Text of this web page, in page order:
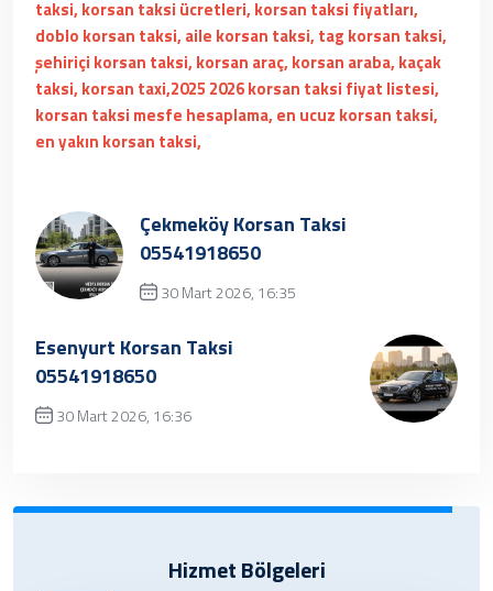
taksi, korsan taksi ücretleri, korsan taksi fiyatları,
doblo korsan taksi, aile korsan taksi, tag korsan taksi,
şehiriçi korsan taksi, korsan araç, korsan araba, kaçak
taksi, korsan taxi,2025 2026 korsan taksi fiyat listesi,
korsan taksi mesfe hesaplama, en ucuz korsan taksi,
en yakın korsan taksi,
Çekmeköy Korsan Taksi
05541918650
30 Mart 2026, 16:35
Esenyurt Korsan Taksi
05541918650
30 Mart 2026, 16:36
Hizmet Bölgeleri